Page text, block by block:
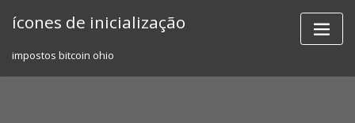
ícones de inicialização
impostos bitcoin ohio